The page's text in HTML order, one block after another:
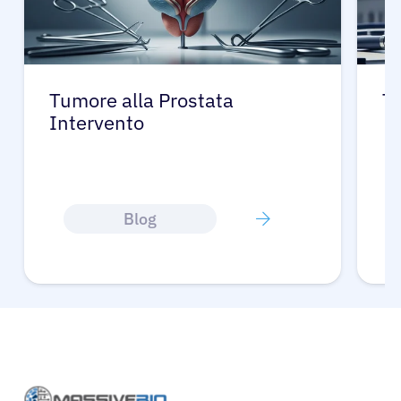
Tumore alla Prostata
Intervento
Blog